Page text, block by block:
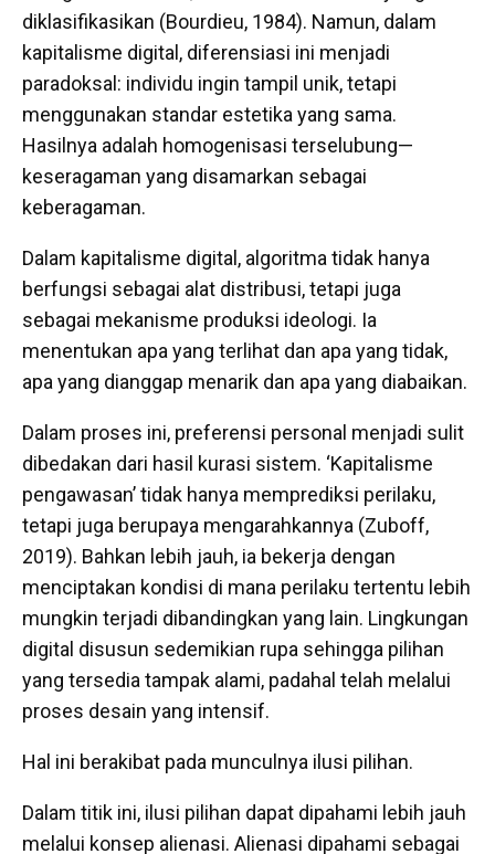
diklasifikasikan (Bourdieu, 1984). Namun, dalam
kapitalisme digital, diferensiasi ini menjadi
paradoksal: individu ingin tampil unik, tetapi
menggunakan standar estetika yang sama.
Hasilnya adalah homogenisasi terselubung—
keseragaman yang disamarkan sebagai
keberagaman.
Dalam kapitalisme digital, algoritma tidak hanya
berfungsi sebagai alat distribusi, tetapi juga
sebagai mekanisme produksi ideologi. Ia
menentukan apa yang terlihat dan apa yang tidak,
apa yang dianggap menarik dan apa yang diabaikan.
Dalam proses ini, preferensi personal menjadi sulit
dibedakan dari hasil kurasi sistem. ‘Kapitalisme
pengawasan’ tidak hanya memprediksi perilaku,
tetapi juga berupaya mengarahkannya (Zuboff,
2019). Bahkan lebih jauh, ia bekerja dengan
menciptakan kondisi di mana perilaku tertentu lebih
mungkin terjadi dibandingkan yang lain. Lingkungan
digital disusun sedemikian rupa sehingga pilihan
yang tersedia tampak alami, padahal telah melalui
proses desain yang intensif.
Hal ini berakibat pada munculnya ilusi pilihan.
Dalam titik ini, ilusi pilihan dapat dipahami lebih jauh
melalui konsep alienasi. Alienasi dipahami sebagai